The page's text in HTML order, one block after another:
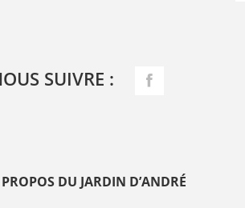
SUIVRE :
DU JARDIN D’ANDRÉ